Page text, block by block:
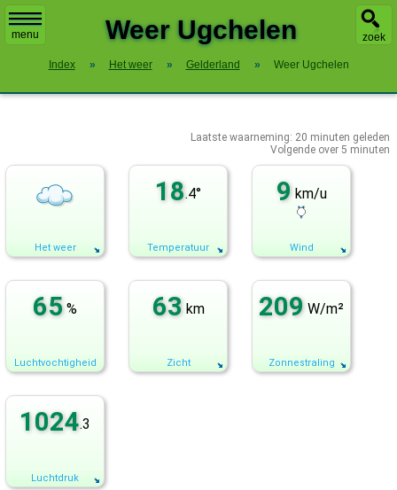
menu zoek
Weer Ugchelen
Index » Het weer » Gelderland » Weer Ugchelen
Laatste waarneming: 20 minuten geleden
Volgende over5 minuten
Het weer
18.4°
Temperatuur
9 km/u
Wind
65 %
Luchtvochtigheid
63 km
Zicht
209 W/m²
Zonnestraling
1024.3
Luchtdruk